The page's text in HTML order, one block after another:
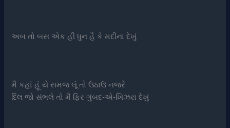
અબ તો બસ એક હી ધુન હૈ કે મદીના દેખું
મૈં કહાં હૂં યે સમજ લૂં તો ઉઠાઉં નજરેં
દિલ જો સંભલે તો મૈં ફિર ગુંબદ-એ-ખિઝરા દેખું